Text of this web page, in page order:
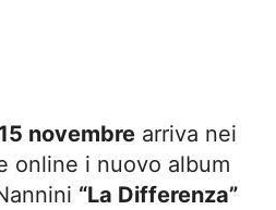
15 novembre arriva nei
online i nuovo album
“La Differenza”